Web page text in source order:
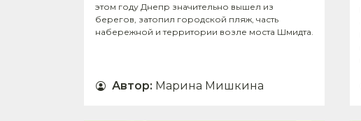
этом году Днепр значительно вышел из
берегов, затопил городской пляж, часть
набережной и территории возле моста Шмидта.
Автор: Марина Мишкина